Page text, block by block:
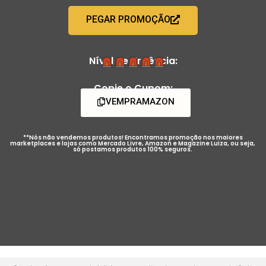
PEGAR PROMOÇÃO
Nível de Urgência:
Copie o Cupom:
VEMPRAMAZON
**Nós não vendemos produtos! Encontramos promoção nos maiores
marketplaces e lojas como Mercado Livre, Amazon e Magazine Luiza, ou seja,
só postamos produtos 100% seguros.